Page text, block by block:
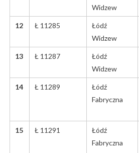
Widzew
12 Ł 11285
Łódź
Widzew
13 Ł 11287
Łódź
Widzew
14 Ł 11289
Łódź
Fabryczna
15 Ł 11291
Łódź
Fabryczna